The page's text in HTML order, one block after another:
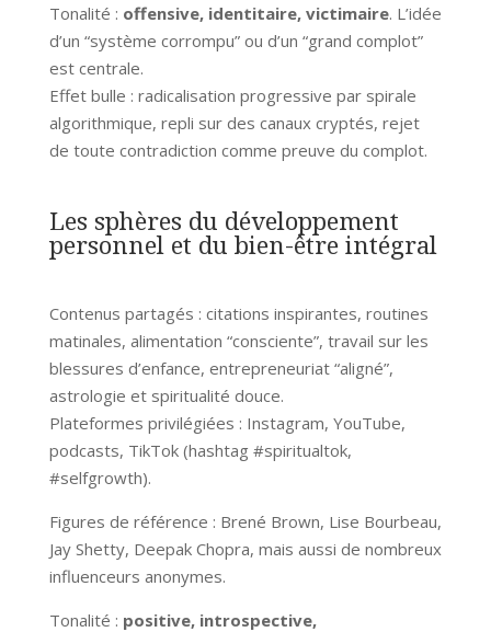
Tonalité : offensive, identitaire, victimaire. L’idée
d’un “système corrompu” ou d’un “grand complot”
est centrale.
Effet bulle : radicalisation progressive par spirale
algorithmique, repli sur des canaux cryptés, rejet
de toute contradiction comme preuve du complot.
Les sphères du développement
personnel et du bien-être intégral
Contenus partagés : citations inspirantes, routines
matinales, alimentation “consciente”, travail sur les
blessures d’enfance, entrepreneuriat “aligné”,
astrologie et spiritualité douce.
Plateformes privilégiées : Instagram, YouTube,
podcasts, TikTok (hashtag #spiritualtok,
#selfgrowth).
Figures de référence : Brené Brown, Lise Bourbeau,
Jay Shetty, Deepak Chopra, mais aussi de nombreux
influenceurs anonymes.
Tonalité : positive, introspective,